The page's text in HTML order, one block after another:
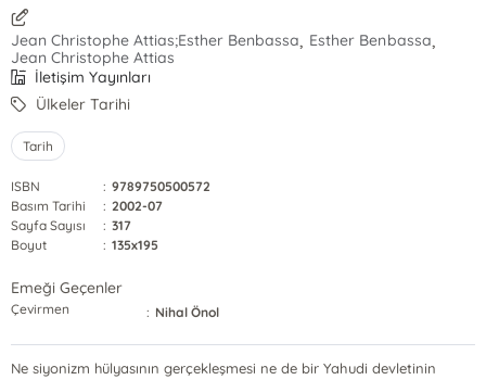
Jean Christophe Attias;Esther Benbassa, Esther Benbassa,
Jean Christophe Attias
İletişim Yayınları
Ülkeler Tarihi
Tarih
ISBN : 9789750500572
Basım Tarihi
: 2002-07
Sayfa Sayısı
: 317
Boyut
: 135x195
Emeği Geçenler
Çevirmen : Nihal Önol
Ne siyonizm hülyasının gerçekleşmesi ne de bir Yahudi devletinin